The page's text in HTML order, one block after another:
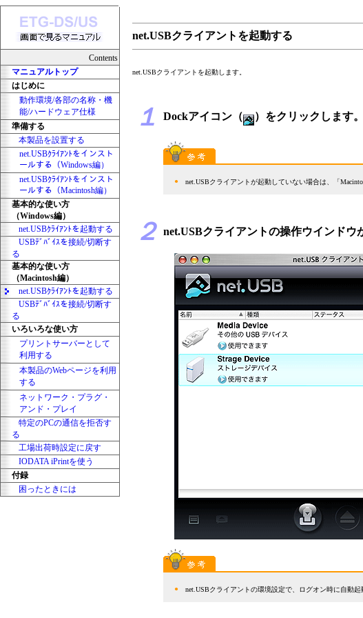
Contents
マニュアルトップ
はじめに
動作環境/各部の名称・機
能/ハードウェア仕様
準備する
本製品を設置する
net.USBｸﾗｲｱﾝﾄをインスト
ールする（Windows編）
net.USBｸﾗｲｱﾝﾄをインスト
ールする（Macintosh編）
基本的な使い方
（Windows編）
net.USBｸﾗｲｱﾝﾄを起動する
USBﾃﾞﾊﾞｲｽを接続/切断す
る
基本的な使い方
（Macintosh編）
net.USBｸﾗｲｱﾝﾄを起動する
USBﾃﾞﾊﾞｲｽを接続/切断す
る
いろいろな使い方
プリントサーバーとして
利用する
本製品のWebページを利用
する
ネットワーク・プラグ・
アンド・プレイ
特定のPCの通信を拒否す
る
工場出荷時設定に戻す
IODATA iPrintを使う
付録
困ったときには
net.USBクライアントを起動する
net.USBクライアントを起動します。
１ Dockアイコン（ ）をクリックします。
● net.USBクライアントが起動していない場合は、「
２ net.USBクライアントの操作ウインドウ
● net.USBクライアントの環境設定で、ログオン時に自動